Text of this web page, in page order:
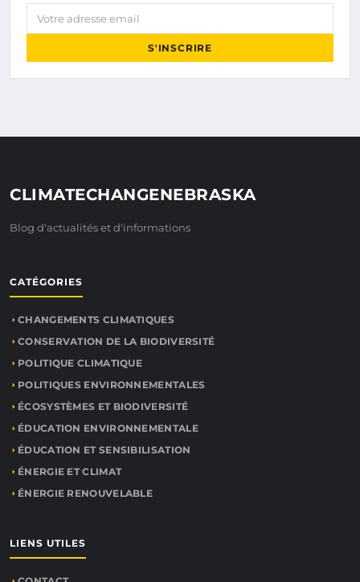
Votre adresse email
S'INSCRIRE
CLIMATECHANGENEBRASKA
Blog d'actualités et d'informations
CATÉGORIES
CHANGEMENTS CLIMATIQUES
CONSERVATION DE LA BIODIVERSITÉ
POLITIQUE CLIMATIQUE
POLITIQUES ENVIRONNEMENTALES
ÉCOSYSTÈMES ET BIODIVERSITÉ
ÉDUCATION ENVIRONNEMENTALE
ÉDUCATION ET SENSIBILISATION
ÉNERGIE ET CLIMAT
ÉNERGIE RENOUVELABLE
LIENS UTILES